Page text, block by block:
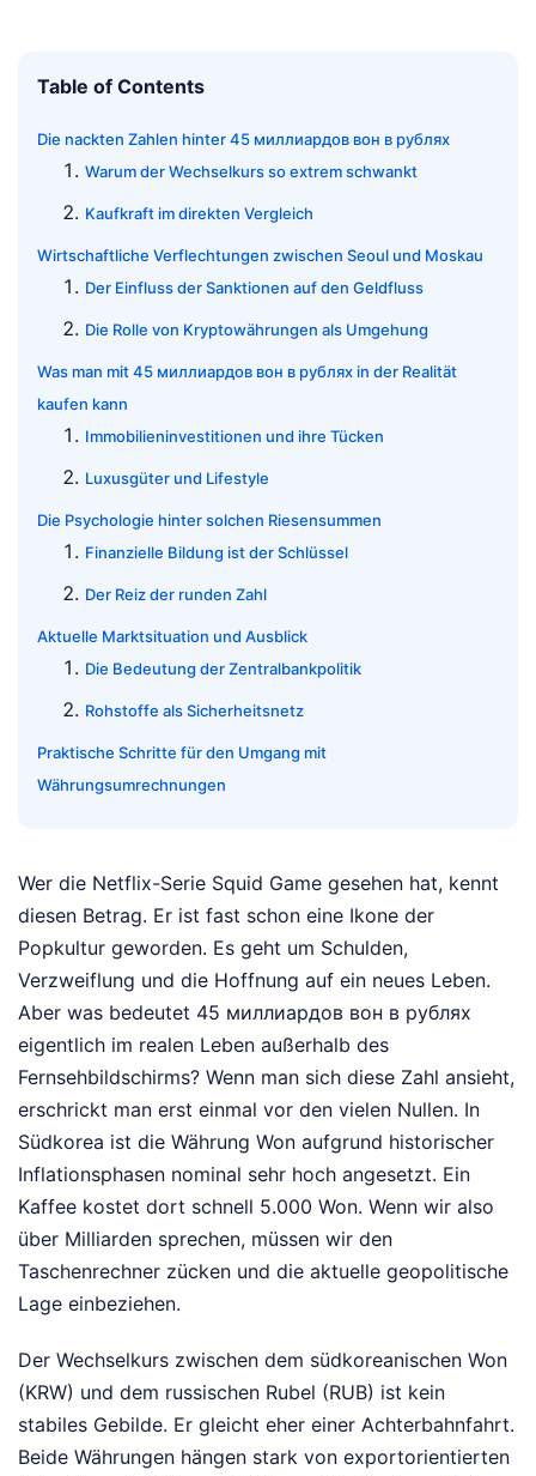
Table of Contents
Die nackten Zahlen hinter 45 миллиардов вон в рублях
Warum der Wechselkurs so extrem schwankt
Kaufkraft im direkten Vergleich
Wirtschaftliche Verflechtungen zwischen Seoul und Moskau
Der Einfluss der Sanktionen auf den Geldfluss
Die Rolle von Kryptowährungen als Umgehung
Was man mit 45 миллиардов вон в рублях in der Realität
kaufen kann
Immobilieninvestitionen und ihre Tücken
Luxusgüter und Lifestyle
Die Psychologie hinter solchen Riesensummen
Finanzielle Bildung ist der Schlüssel
Der Reiz der runden Zahl
Aktuelle Marktsituation und Ausblick
Die Bedeutung der Zentralbankpolitik
Rohstoffe als Sicherheitsnetz
Praktische Schritte für den Umgang mit
Währungsumrechnungen
Wer die Netflix-Serie Squid Game gesehen hat, kennt
diesen Betrag. Er ist fast schon eine Ikone der
Popkultur geworden. Es geht um Schulden,
Verzweiflung und die Hoffnung auf ein neues Leben.
Aber was bedeutet 45 миллиардов вон в рублях
eigentlich im realen Leben außerhalb des
Fernsehbildschirms? Wenn man sich diese Zahl ansieht,
erschrickt man erst einmal vor den vielen Nullen. In
Südkorea ist die Währung Won aufgrund historischer
Inflationsphasen nominal sehr hoch angesetzt. Ein
Kaffee kostet dort schnell 5.000 Won. Wenn wir also
über Milliarden sprechen, müssen wir den
Taschenrechner zücken und die aktuelle geopolitische
Lage einbeziehen.
Der Wechselkurs zwischen dem südkoreanischen Won
(KRW) und dem russischen Rubel (RUB) ist kein
stabiles Gebilde. Er gleicht eher einer Achterbahnfahrt.
Beide Währungen hängen stark von exportorientierten